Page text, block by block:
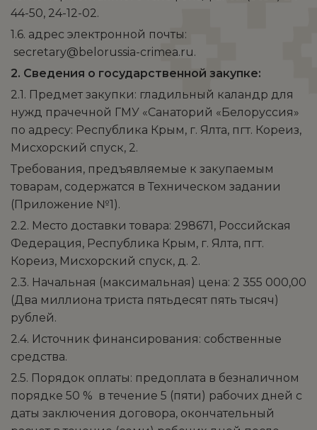
44-50, 24-12-02.
1.6. адрес электронной почты:
secretary@belorussia-crimea.ru.
2. Сведения о государственной закупке:
2.1. Предмет закупки: гладильный каландр для
нужд прачечной ГМУ «Санаторий «Белоруссия»
по адресу: Республика Крым, г. Ялта, пгт. Кореиз,
Мисхорский спуск, 2.
Требования, предъявляемые к закупаемым
товарам, содержатся в Техническом задании
(Приложение №1).
2.2. Место доставки товара: 298671, Российская
Федерация, Республика Крым, г. Ялта, пгт.
Кореиз, Мисхорский спуск, д. 2.
2.3. Начальная (максимальная) цена: 2 355 000,00
(Два миллиона триста пятьдесят пять тысяч)
рублей.
2.4. Источник финансирования: собственные
средства.
2.5. Порядок оплаты: предоплата в безналичном
порядке 50 % в течение 5 (пяти) рабочих дней с
даты заключения договора, окончательный